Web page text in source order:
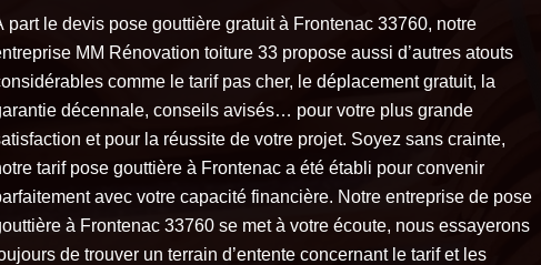
part le devis pose gouttière gratuit à Frontenac 33760, notre
MM Rénovation toiture 33 propose aussi d’autres atouts
comme le tarif pas cher, le déplacement gratuit, la
décennale, conseils avisés… pour votre plus grande
et pour la réussite de votre projet. Soyez sans crainte,
tarif pose gouttière à Frontenac a été établi pour convenir
avec votre capacité financière. Notre entreprise de pose
à Frontenac 33760 se met à votre écoute, nous essayerons
de trouver un terrain d’entente concernant le tarif et les